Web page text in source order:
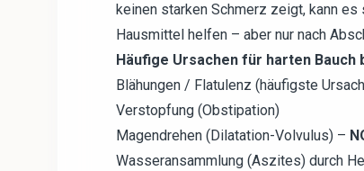
keinen starken Schmerz zeigt, kann es
Hausmittel helfen – aber nur nach
Häufige Ursachen für harten Bauch
Blähungen / Flatulenz (häufigste
Verstopfung (Obstipation)
Magendrehen (Dilatation-Volvulus) –
Wasseransammlung (Aszites) durch